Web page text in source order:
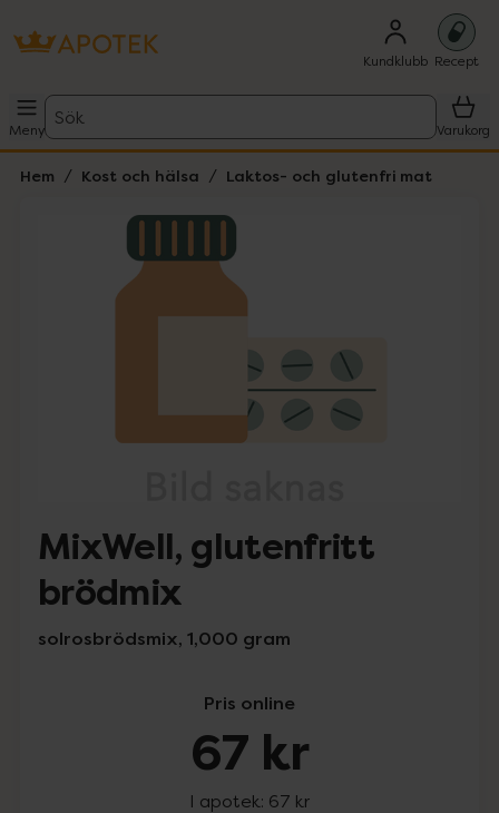
Kundklubb Recept
Meny
Sök
Varukorg
Hem Kost och hälsa Laktos- och glutenfri mat
Lista: . Innehåller 1 objekt.
MixWell, glutenfritt
brödmix
solrosbrödsmix, 1,000 gram
Pris online
67 kr
I apotek: 67 kr